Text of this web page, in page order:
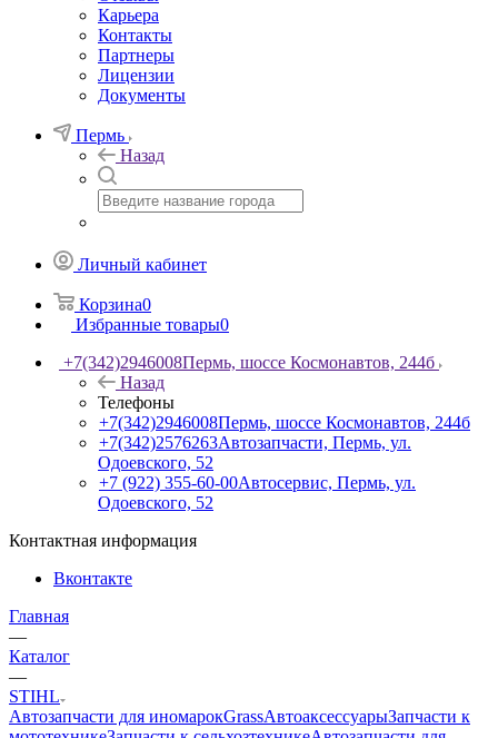
Карьера
Контакты
Партнеры
Лицензии
Документы
Пермь
Назад
Личный кабинет
Корзина0
Избранные товары0
+7(342)2946008Пермь, шоссе Космонавтов, 244б
Назад
Телефоны
+7(342)2946008Пермь, шоссе Космонавтов, 244б
+7(342)2576263Автозапчасти, Пермь, ул.
Одоевского, 52
+7 (922) 355-60-00Автосервис, Пермь, ул.
Одоевского, 52
Контактная информация
Вконтакте
Главная
—
Каталог
—
STIHL
Автозапчасти для иномарокGrassАвтоаксессуарыЗапчасти к